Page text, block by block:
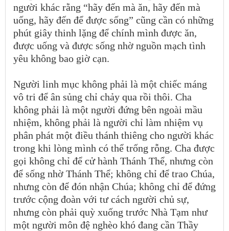
người khác rằng “hãy đến mà ăn, hãy đến mà
uống, hãy đến để được sống” cũng cần có những
phút giây thinh lặng để chính mình được ăn,
được uống và được sống nhờ nguồn mạch tình
yêu không bao giờ cạn.
Người linh mục không phải là một chiếc máng
vô tri để ân sủng chỉ chảy qua rồi thôi. Cha
không phải là một người đứng bên ngoài mầu
nhiệm, không phải là người chỉ làm nhiệm vụ
phân phát một điều thánh thiêng cho người khác
trong khi lòng mình có thể trống rỗng. Cha được
gọi không chỉ để cử hành Thánh Thể, nhưng còn
để sống nhờ Thánh Thể; không chỉ để trao Chúa,
nhưng còn để đón nhận Chúa; không chỉ để đứng
trước cộng đoàn với tư cách người chủ sự,
nhưng còn phải quỳ xuống trước Nhà Tạm như
một người môn đệ nghèo khó đang cần Thầy